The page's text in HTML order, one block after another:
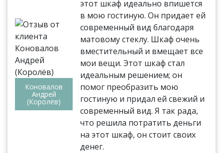
Коновалов
Андрей
(Королёв)
этот шкаф идеально впишется
в мою гостиную. Он придает ей
современный вид благодаря
матовому стеклу. Шкаф очень
вместительный и вмещает все
мои вещи. Этот шкаф стал
идеальным решением; он
помог преобразить мою
гостиную и придал ей свежий и
современный вид. Я так рада,
что решила потратить деньги
на этот шкаф, он стоит своих
денег.